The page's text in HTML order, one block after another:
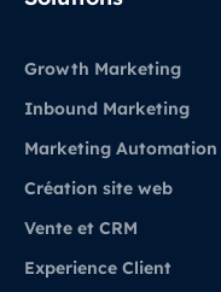
Growth Marketing
Inbound Marketing
Marketing Automation
Création site web
Vente et CRM
Experience Client